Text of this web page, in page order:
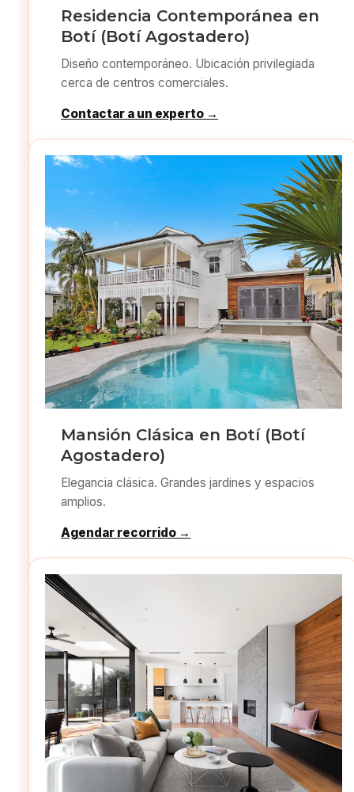
Residencia Contemporánea en
Botí (Botí Agostadero)
Diseño contemporáneo. Ubicación privilegiada
cerca de centros comerciales.
Contactar a un experto →
Mansión Clásica en Botí (Botí
Agostadero)
Elegancia clásica. Grandes jardines y espacios
amplios.
Agendar recorrido →